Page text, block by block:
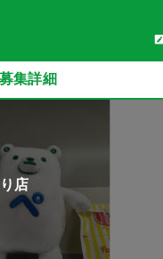
募集詳細
店